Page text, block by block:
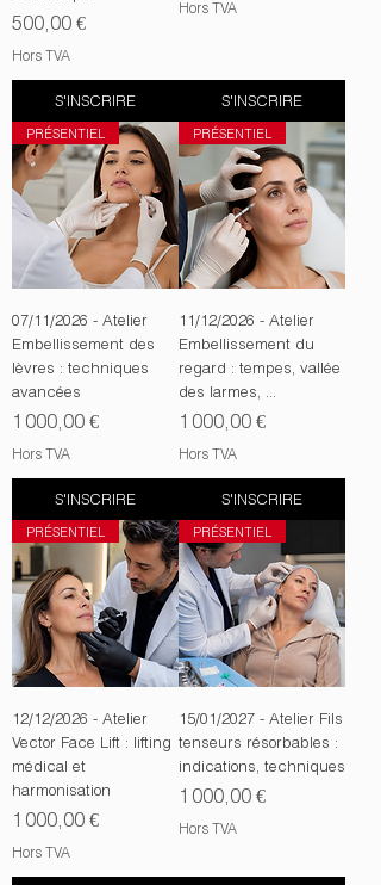
Prix
500,00 €
Hors TVA
S'INSCRIRE
Hors TVA
S'INSCRIRE
PRÉSENTIEL
07/11/2026 - Atelier
Embellissement des
lèvres : techniques
avancées
Prix
1 000,00 €
Hors TVA
S'INSCRIRE
PRÉSENTIEL
11/12/2026 - Atelier
Embellissement du
regard : tempes, vallée
des larmes, ...
Prix
1 000,00 €
Hors TVA
S'INSCRIRE
PRÉSENTIEL
12/12/2026 - Atelier
Vector Face Lift : lifting
médical et
harmonisation
Prix
1 000,00 €
Hors TVA
PRÉSENTIEL
15/01/2027 - Atelier Fils
tenseurs résorbables :
indications, techniques
Prix
1 000,00 €
Hors TVA